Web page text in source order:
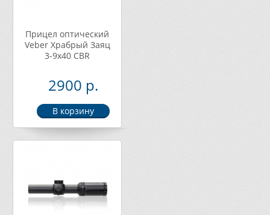
Прицел оптический
Veber Храбрый Заяц
3-9x40 CBR
2900 р.